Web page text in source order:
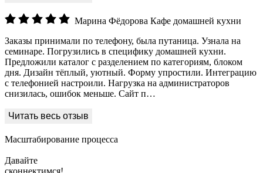
Марина Фёдорова Кафе домашней кухни
Заказы принимали по телефону, была путаница. Узнала на
семинаре. Погрузились в специфику домашней кухни.
Предложили каталог с разделением по категориям, блоком
дня. Дизайн тёплый, уютный. Форму упростили. Интеграцию
с телефонией настроили. Нагрузка на администраторов
снизилась, ошибок меньше. Сайт п…
Масштабирование процесса
Давайте
сконн